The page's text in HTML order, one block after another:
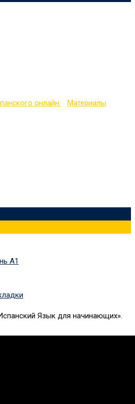
онлайн Материалы
А1
Язык для начинающих».